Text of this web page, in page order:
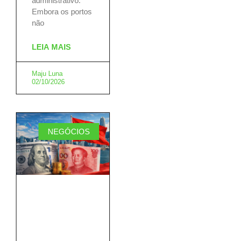
Embora os portos
não
LEIA MAIS
Maju Luna
02/10/2026
NEGÓCIOS